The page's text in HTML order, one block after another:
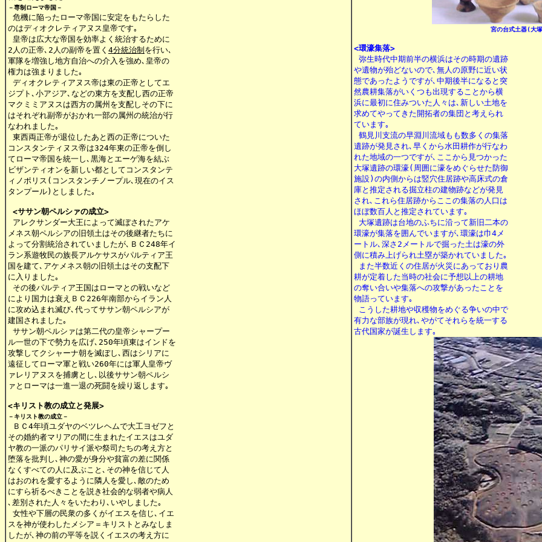
－専制ローマ帝国－
危機に陥ったローマ帝国に安定をもたらした
のはディオクレティアヌス皇帝です｡
皇帝は広大な帝国を効率よく統治するために
2人の正帝､2人の副帝を置く 4分統治制 を行い､
軍隊を増強し地方自治への介入を強め､皇帝の
権力は強まりました｡
ディオクレティアヌス帝は東の正帝としてエ
ジプト､小アジア､などの東方を支配し西の正帝
マクミミアヌスは西方の属州を支配しその下に
はそれぞれ副帝がおかれ一部の属州の統治が行
なわれました｡
東西両正帝が退位したあと西の正帝についた
コンスタンティヌス帝は324年東の正帝を倒し
てローマ帝国を統一し､黒海とエーゲ海を結ぶ
ビザンティオンを新しい都としてコンスタンテ
ィノポリス(コンスタンチノープル､現在のイス
タンプール)としました｡
<ササン朝ペルシァの成立>
アレクサンダー大王によって滅ぼされたアケ
メネス朝ペルシアの旧領土はその後継者たちに
よって分割統治されていましたが､ＢＣ248年イ
ラン系遊牧民の族長アルケサスがパルティア王
国を建て､アケメネス朝の旧領土はその支配下
に入りました｡
その後パルティア王国はローマとの戦いなど
により国力は衰えＢＣ226年南部からイラン人
に攻め込まれ滅び､代ってササン朝ペルシアが
建国されました｡
ササン朝ペルシァは第二代の皇帝シャープー
ル一世の下で勢力を広げ､250年頃東はインドを
攻撃してクシャーナ朝を滅ぼし､西はシリアに
遠征してローマ軍と戦い260年には軍人皇帝ヴ
ァレリアヌスを捕虜とし､以後ササン朝ペルシ
ァとローマは一進一退の死闘を繰り返します｡
<キリスト教の成立と発展>
－キリスト教の成立－
ＢＣ4年頃ユダヤのベツレヘムで大工ヨゼフと
その婚約者マリアの間に生まれたイエスはユダ
ヤ教の一派のパリサイ派や祭司たちの考え方と
堕落を批判し､神の愛が身分や貧富の差に関係
なくすべての人に及ぶこと､その神を信じて人
はおのれを愛するように隣人を愛し､敵のため
にすら祈るべきことを説き社会的な弱者や病人
､差別された人々をいたわり､いやしました｡
女性や下層の民衆の多くがイエスを信じ､イエ
スを神が使わしたメシア＝キリストとみなしま
したが､神の前の平等を説くイエスの考え方に
宮の台式土器(大
<環濠集落>
弥生時代中期前半の横浜はその時期の遺跡
や遺物が殆どないので､無人の原野に近い状
態であったようですが､中期後半になると突
然農耕集落がいくつも出現することから横
浜に最初に住みついた人々は､新しい土地を
求めてやってきた開拓者の集団と考えられ
ています｡
鶴見川支流の早淵川流域もも数多くの集落
遺跡が発見され､早くから水田耕作が行なわ
れた地域の一つですが､ここから見つかった
大塚遺跡の環濠(周囲に濠をめぐらせた防御
施設)の内側からは竪穴住居跡や高床式の倉
庫と推定される掘立柱の建物跡などが発見
され､これら住居跡からここの集落の人口は
ほぼ数百人と推定されています｡
大塚遺跡は台地のふちに沿って新旧二本の
環濠が集落を囲んでいますが､環濠は巾4メ
ートル､深さ2メートルで掘った土は濠の外
側に積み上げられ土塁が築かれていました｡
また半数近くの住居が火災にあっており農
耕が定着した当時の社会に予想以上の耕地
の奪い合いや集落への攻撃があったことを
物語っています｡
こうした耕地や収穫物をめぐる争いの中で
有力な部族が現れ､やがてそれらを統一する